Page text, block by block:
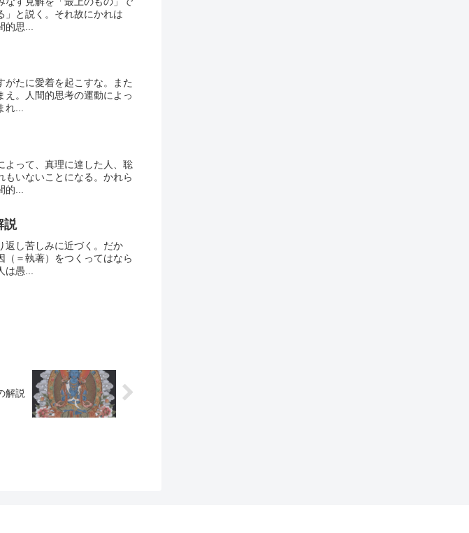
」と説く。それ故にかれは
思...
たに愛着を起こすな。また
。人間的思考の運動によっ
...
って、真理に達した人、聡
もいないことになる。かれら
...
説
し苦しみに近づく。だか
（＝執著）をつくってはなら
は愚...
解説